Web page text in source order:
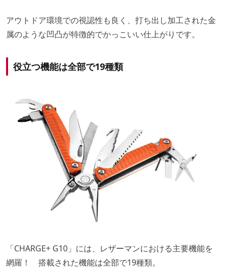
アウトドア環境での視認性も良く、打ち出し加工された金
属のような凹凸が特徴的でかっこいい仕上がりです。
役立つ機能は全部で19種類
「CHARGE+ G10」には、レザーマンにおける主要機能を
網羅！ 搭載された機能は全部で19種類。